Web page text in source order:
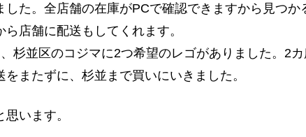
した。全店舗の在庫がPCで確認できますから見つか
店舗に配送もしてくれます。
杉並区のコジマに2つ希望のレゴがありました。2カ
またずに、杉並まで買いにいきました。
います。